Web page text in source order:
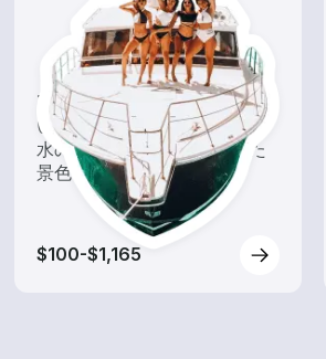
ツアー
いろんな再発見があるかも!?
水の上から眺める一味違った
景色を楽しもう！
$100-$1,165